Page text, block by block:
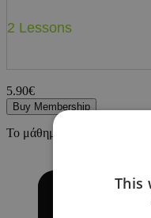
2 Lessons
5.90€
Buy Membership
Το μάθημα περιέχει
This